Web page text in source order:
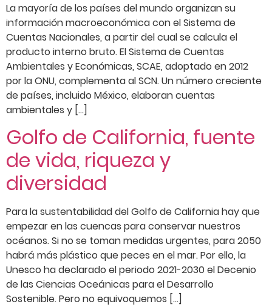
La mayoría de los países del mundo organizan su
información macroeconómica con el Sistema de
Cuentas Nacionales, a partir del cual se calcula el
producto interno bruto. El Sistema de Cuentas
Ambientales y Económicas, SCAE, adoptado en 2012
por la ONU, complementa al SCN. Un número creciente
de países, incluido México, elaboran cuentas
ambientales y […]
Golfo de California, fuente
de vida, riqueza y
diversidad
Para la sustentabilidad del Golfo de California hay que
empezar en las cuencas para conservar nuestros
océanos. Si no se toman medidas urgentes, para 2050
habrá más plástico que peces en el mar. Por ello, la
Unesco ha declarado el periodo 2021-2030 el Decenio
de las Ciencias Oceánicas para el Desarrollo
Sostenible. Pero no equivoquemos […]